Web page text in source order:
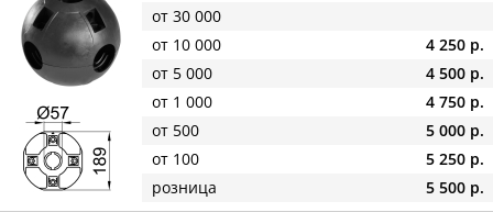
от 30 000
от 10 000
4 250 р.
от 5 000
4 500 р.
от 1 000
4 750 р.
от 500
5 000 р.
от 100
5 250 р.
розница
5 500 р.